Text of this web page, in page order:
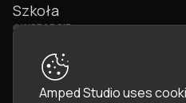
Szkoła
WSPARCIE
Kontakt
Amped Studio uses